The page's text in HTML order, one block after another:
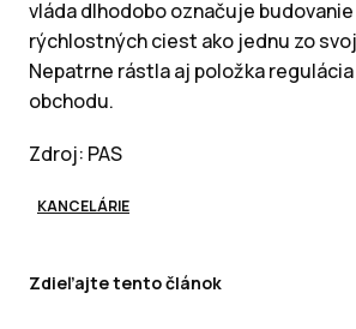
vláda dlhodobo označuje
rýchlostných ciest ako jednu zo
Nepatrne rástla aj položka
obchodu.
Zdroj: PAS
KANCELÁRIE
Zdieľajte tento článok